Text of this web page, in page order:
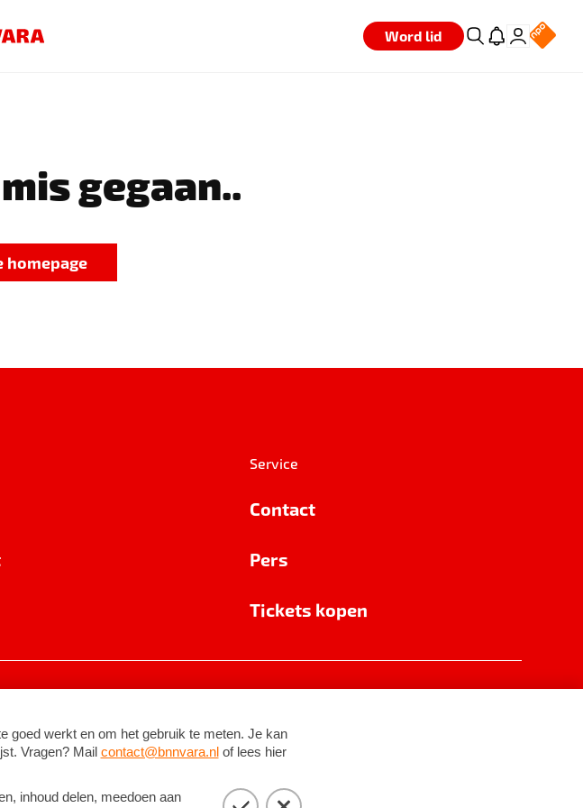
Word lid
gegaan..
homepage
Service
Contact
Pers
Tickets kopen